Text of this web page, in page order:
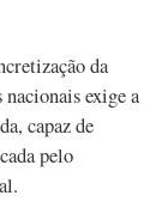
da
exige a
capaz de
pelo